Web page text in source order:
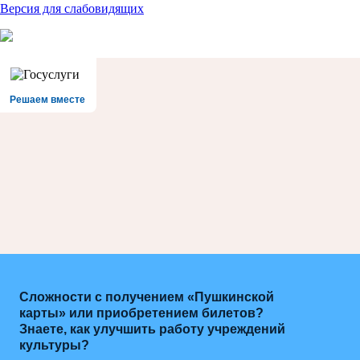
Версия для слабовидящих
Решаем вместе
Сложности с получением «Пушкинской
карты» или приобретением билетов?
Знаете, как улучшить работу учреждений
культуры?